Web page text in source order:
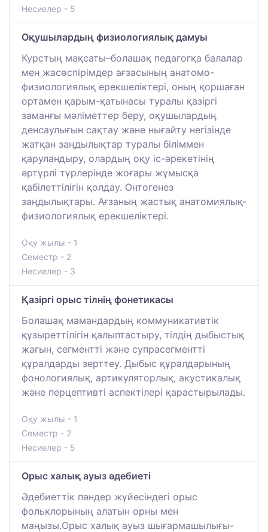
Несиелер - 5
Оқушылардың физиологиялық дамуы
Курстың мақсаты–болашақ педагогқа балалар
мен жасөспірімдер ағзасының анатомо-
физиологиялық ерекшеліктері, оның қоршаған
ортамен қарым-қатынасы туралы қазіргі
заманғы мәліметтер беру, оқушылардың
денсаулығын сақтау және нығайту негізінде
жатқан заңдылықтар туралы біліммен
қаруландыру, олардың оқу іс-әрекетінің
әртүрлі түрлерінде жоғары жұмысқа
қабілеттілігін қолдау. Онтогенез
заңдылықтары. Ағзаның жастық анатомиялық-
физиологиялық ерекшеліктері.
Оқу жылы - 1
Семестр - 2
Несиелер - 3
Қазіргі орыс тілнің фонетикасы
Болашақ мамандардың коммуникативтік
құзыреттілігін қалыптастыру, тілдің дыбыстық
жағын, сегментті және супрасегментті
құралдарды зерттеу. Дыбыс құралдарының
фонологиялық, артикуляторлық, акустикалық
және перцептивті аспектілері қарастырылады.
Оқу жылы - 1
Семестр - 2
Несиелер - 5
Орыс халық ауыз әдебиеті
Әдебиеттік пәндер жүйесіндегі орыс
фольклорының алатын орны мен
маңызы.Орыс халық ауыз шығармашылығы-